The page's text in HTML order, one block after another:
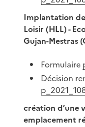
Implantation
Loisir (HLL) -
Gujan-Mestras
Formulaire
Décision
création d’une
emplacement